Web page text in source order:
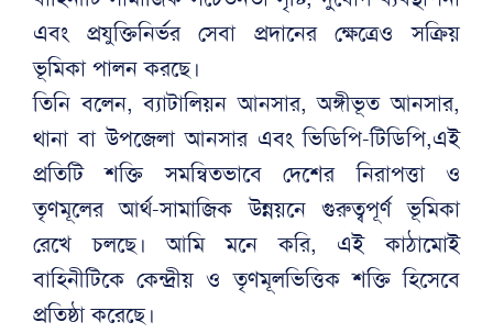
এবং প্রযুক্তিনির্ভর সেবা প্রদানের ক্ষেত্রেও সক্রিয়
ভূমিকা পালন করছে।
তিনি বলেন, ব্যাটালিয়ন আনসার, অঙ্গীভূত আনসার,
থানা বা উপজেলা আনসার এবং ভিডিপি-টিডিপি,এই
প্রতিটি শক্তি সমন্বিতভাবে দেশের নিরাপত্তা ও
তৃণমূলের আর্থ-সামাজিক উন্নয়নে গুরুত্বপূর্ণ ভূমিকা
রেখে চলছে। আমি মনে করি, এই কাঠামোই
বাহিনীটিকে কেন্দ্রীয় ও তৃণমূলভিত্তিক শক্তি হিসেবে
প্রতিষ্ঠা করেছে।